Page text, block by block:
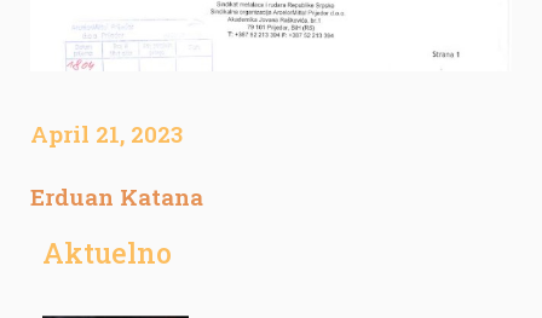
April 21, 2023
Erduan Katana
Aktuelno